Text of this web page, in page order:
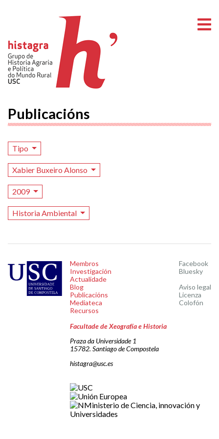
Publicacións
Tipo
Xabier Buxeiro Alonso
2009
Historia Ambiental
Membros
Investigación
Actualidade
Blog
Publicacións
Mediateca
Recursos
Facebook
Bluesky
Aviso legal
Licenza
Colofón
Facultade de Xeografía e Historia
Praza da Universidade 1
15782. Santiago de Compostela
histagra@usc.es